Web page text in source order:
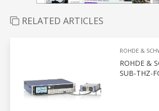
RELATED ARTICLES
ROHDE &
ROHDE &
SUB-THZ-